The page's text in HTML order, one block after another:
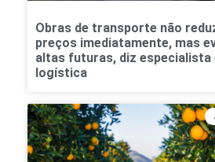
Obras de transporte não
preços imediatamente, mas
altas futuras, diz especialista
logística